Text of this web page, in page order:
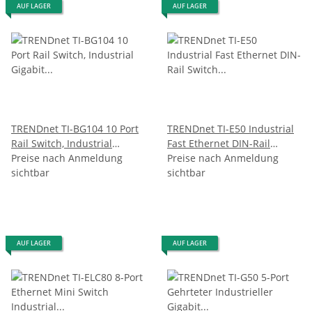
AUF LAGER
TRENDnet TI-BG104 10 Port
Rail Switch, Industrial
Gigabit PoE++ DIN-Rail
Preise nach Anmeldung
sichtbar
AUF LAGER
TRENDnet TI-E50 Industrial
Fast Ethernet DIN-Rail
Switch 5-Port
Preise nach Anmeldung
sichtbar
AUF LAGER AUF LAGER